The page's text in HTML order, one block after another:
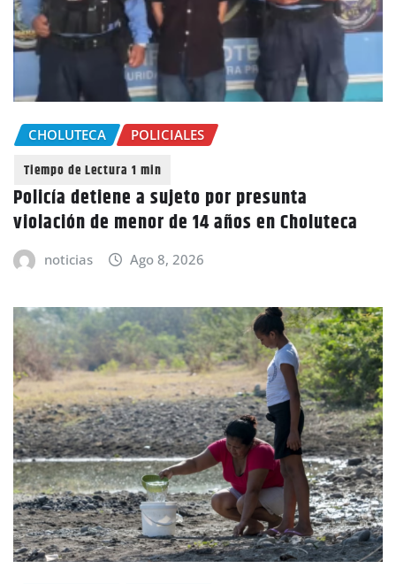
CHOLUTECA POLICIALES
Policía detiene a sujeto por presunta
violación de menor de 14 años en Choluteca
noticias Ago 8, 2026